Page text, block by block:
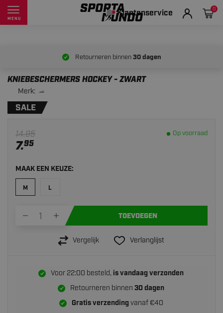
MENU Klantenservice 0
Retourneren binnen30 dagen
KNIEBESCHERMERS HOCKEY - ZWART
Merk:
SALE
14.95
7.95
MAAK EEN KEUZE:
Op voorraad
M L
TOEVOEGEN
Vergelijk Verlanglijst
Voor 22:00 besteld, is vandaag verzonden
Retourneren binnen30 dagen
Gratis verzendingvanaf €40